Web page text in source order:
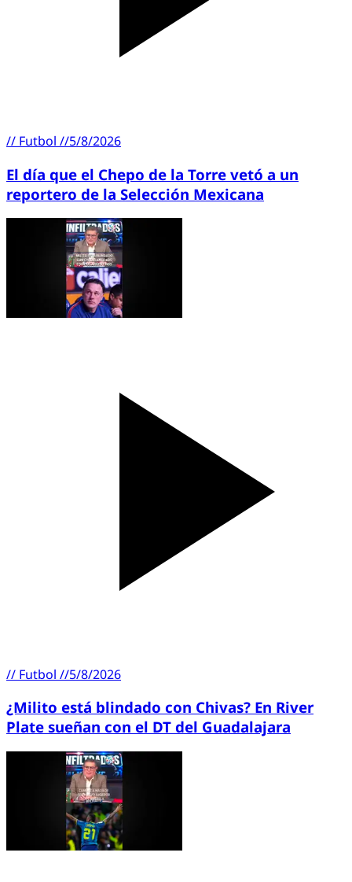
// Futbol //5/8/2026
El día que el Chepo de la Torre vetó a un
reportero de la Selección Mexicana
// Futbol //5/8/2026
¿Milito está blindado con Chivas? En River
Plate sueñan con el DT del Guadalajara